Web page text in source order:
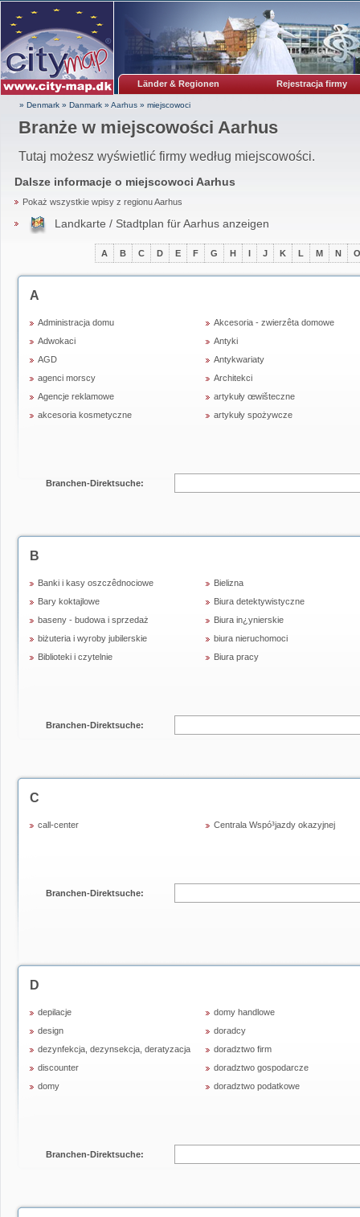
Länder & Regionen Rejestracja firmy
» Denmark » Danmark » Aarhus » miejscowoci
Branże w miejscowości Aarhus
Tutaj możesz wyświetlić firmy według miejscowości.
Dalsze informacje o miejscowoci Aarhus
Pokaż wszystkie wpisy z regionu Aarhus
Landkarte / Stadtplan für Aarhus anzeigen
A B C D E F G H I J K L M N O
A
Administracja domu
Adwokaci
AGD
agenci morscy
Agencje reklamowe
akcesoria kosmetyczne
Akcesoria - zwierzêta domowe
Antyki
Antykwariaty
Architekci
artykuły œwišteczne
artykuły spożywcze
Branchen-Direktsuche:
B
Banki i kasy oszczêdnociowe
Bary koktajlowe
baseny - budowa i sprzedaż
biżuteria i wyroby jubilerskie
Biblioteki i czytelnie
Bielizna
Biura detektywistyczne
Biura in¿ynierskie
biura nieruchomoci
Biura pracy
Branchen-Direktsuche:
C
call-center Centrala Wspó³jazdy okazyjnej
Branchen-Direktsuche:
D
depilacje
design
dezynfekcja, dezynsekcja, deratyzacja
discounter
domy
domy handlowe
doradcy
doradztwo firm
doradztwo gospodarcze
doradztwo podatkowe
Branchen-Direktsuche: